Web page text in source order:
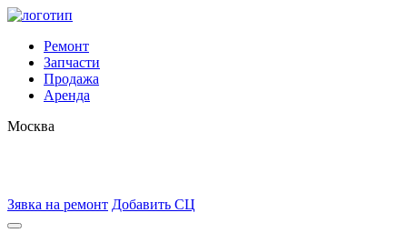
Ремонт
Запчасти
Продажа
Аренда
Москва
Зявка на ремонт Добавить СЦ